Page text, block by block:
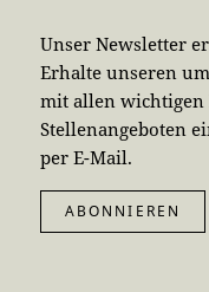
Unser Newsletter
Erhalte unseren
mit allen wichtigen
Stellenangeboten
per E-Mail.
ABONNIEREN